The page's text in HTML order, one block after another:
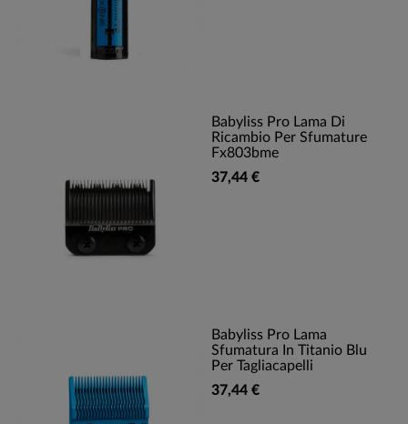
Babyliss Pro Lama Di
Ricambio Per Sfumature
Fx803bme
37,44 €
Babyliss Pro Lama
Sfumatura In Titanio Blu
Per Tagliacapelli
37,44 €